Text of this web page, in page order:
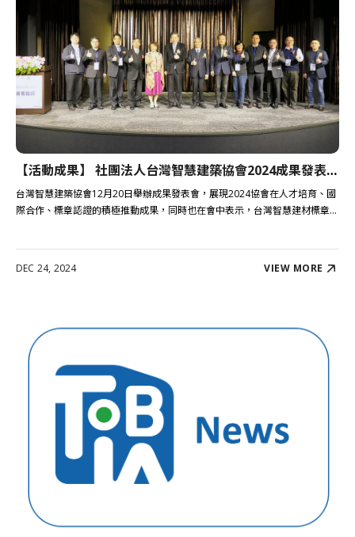
【活動成果】 社團法人台灣智慧建築協會2024成果發表會圓滿成功！
台灣智慧建築協會12月20日舉辦成果發表會，展現2024協會在人才培育、國
際合作、標章認證的積極推動成果，同時也在會中表示，台灣智慧建材標章...
DEC 24, 2024 VIEW MORE